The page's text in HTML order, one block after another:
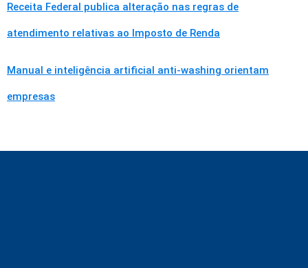
Receita Federal publica alteração nas regras de
atendimento relativas ao Imposto de Renda
Manual e inteligência artificial anti-washing orientam
empresas